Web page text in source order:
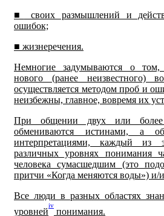
■
своих размышлений и
ошибок;
■ жизнеречения.
Немногие задумываются о том,
нового (ранее неизвестного)
осуществляется методом проб и
неизбежны, главное, вовремя их
При общении двух или
обмениваются истинами, а
интерпретациями, каждый из
различных уровнях понимания
человека сумасшедшим (это
притчи «Когда меняются воды») и/
Все люди в разных областях
уровней
iv
понимания.